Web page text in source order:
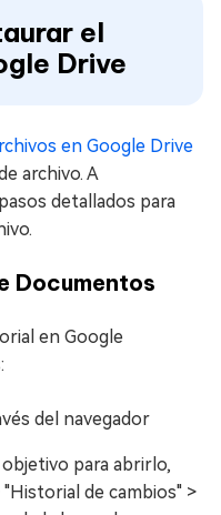
el
Drive
en Google Drive
archivo. A
detallados para
Documentos
en Google
del navegador
para abrirlo,
"Historial de cambios" >